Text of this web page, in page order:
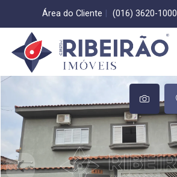
Área do Cliente (016) 3620-1000